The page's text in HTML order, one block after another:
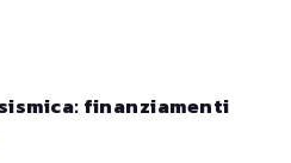
finanziamenti